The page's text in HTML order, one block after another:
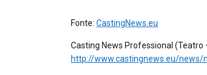
Fonte: CastingNews.eu
Casting News Professional
http://www.castingnews.eu/news/